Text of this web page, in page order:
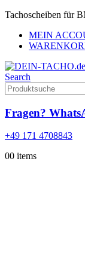
Tachoscheiben für
MEIN
Search
Fragen?
+49 171 4708843
00 items